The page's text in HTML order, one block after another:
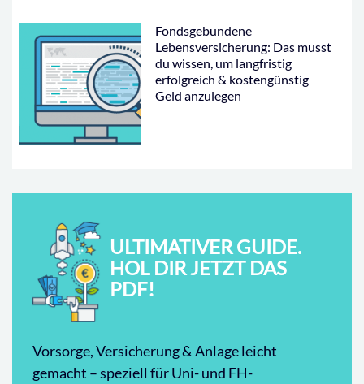
Fondsgebundene
Lebensversicherung: Das musst
du wissen, um langfristig
erfolgreich & kostengünstig
Geld anzulegen
ULTIMATIVER GUIDE.
HOL DIR JETZT DAS
PDF!
Vorsorge, Versicherung & Anlage leicht
gemacht – speziell für Uni- und FH-